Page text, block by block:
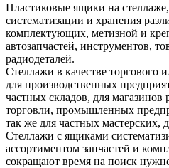
Пластиковые ящики на стеллаже,
систематизации и хранения
комплектующих, метизной и
автозапчастей, инструментов,
радиодеталей.
Стеллажи в качестве торгового
для производственных
частных складов, для
торговли, промышленных
так же для частных мастерских,
Стеллажи с ящиками
ассортиментом запчастей и
сокращают время на поиск